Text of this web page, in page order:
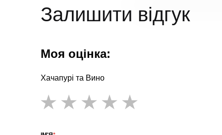
Залишити відгук
Моя оцінка:
Хачапурі та Вино